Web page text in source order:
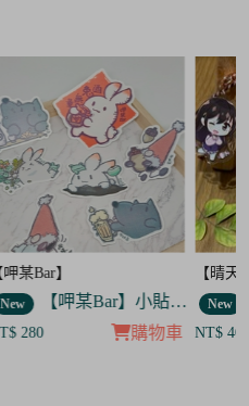
【晴天咖啡館】
New 【晴天咖啡館】吊飾套組
400 購物車
【呷
New
NT$